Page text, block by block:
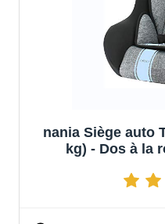
nania Siège auto
kg) - Dos à la